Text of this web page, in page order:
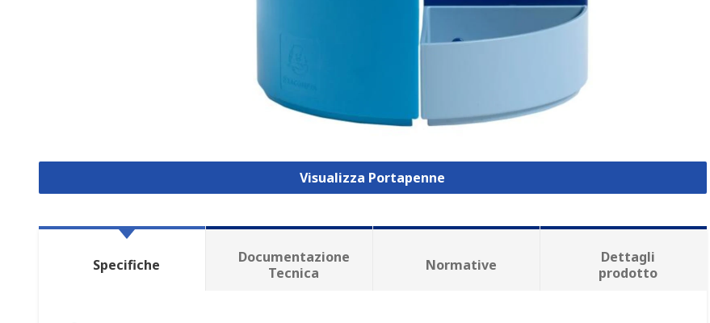
Visualizza Portapenne
Specifiche
Documentazione
Tecnica
Normative
Dettagli
prodotto